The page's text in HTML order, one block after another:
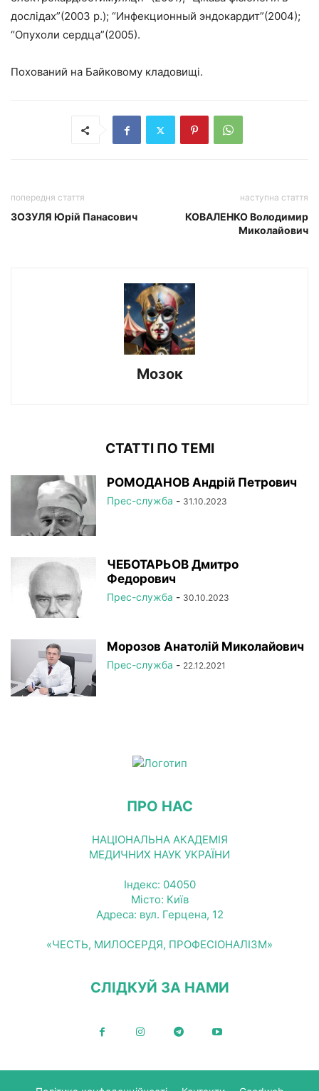
дослідах”(2003 р.); “Инфекционный эндокардит”(2004);
“Опухоли сердца”(2005).
Похований на Байковому кладовищі.
попередня стаття
ЗОЗУЛЯ Юрій Панасович
наступна стаття
КОВАЛЕНКО Володимир
Миколайович
Мозок
СТАТТІ ПО ТЕМІ
РОМОДАНОВ Андрій Петрович
Прес-служба - 31.10.2023
ЧЕБОТАРЬОВ Дмитро
Федорович
Прес-служба - 30.10.2023
Морозов Анатолій Миколайович
Прес-служба - 22.12.2021
ПРО НАС
НАЦІОНАЛЬНА АКАДЕМІЯ
МЕДИЧНИХ НАУК УКРАЇНИ
Індекс: 04050
Місто: Київ
Адреса: вул. Герцена, 12
«ЧЕСТЬ, МИЛОСЕРДЯ, ПРОФЕСІОНАЛІЗМ»
СЛІДКУЙ ЗА НАМИ